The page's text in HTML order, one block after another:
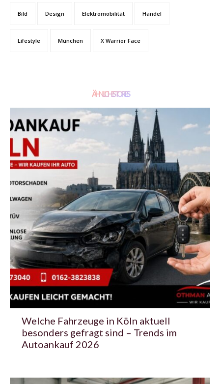
Bild Design Elektromobilität Handel
Lifestyle München X Warrior Face
ÄHNLICHE STORIES
Welche Fahrzeuge in Köln aktuell
besonders gefragt sind – Trends im
Autoankauf 2026